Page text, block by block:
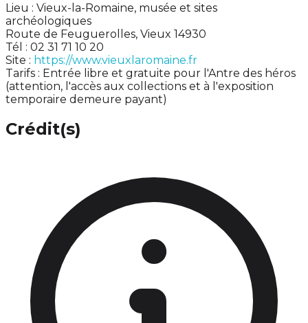
Lieu : Vieux-la-Romaine, musée et sites
archéologiques
Route de Feuguerolles, Vieux 14930
Tél : 02 31 71 10 20
Site : https://www.vieuxlaromaine.fr
Tarifs : Entrée libre et gratuite pour l'Antre des héros
(attention, l'accès aux collections et à l'exposition
temporaire demeure payant)
Crédit(s)